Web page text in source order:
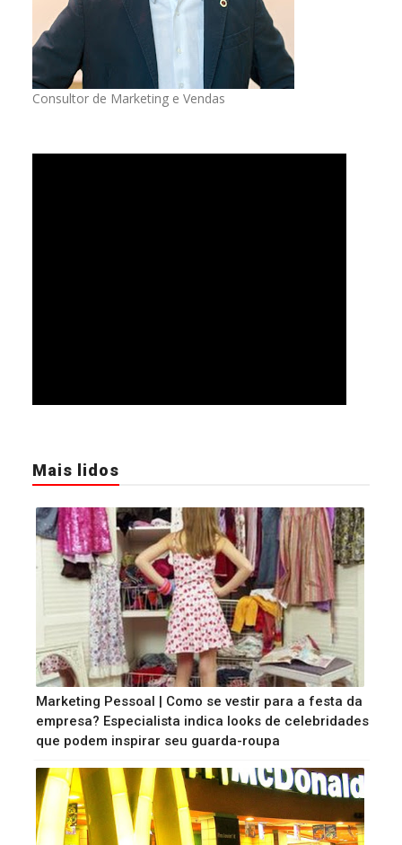
Consultor de Marketing e Vendas
Mais lidos
Marketing Pessoal | Como se vestir para a festa da
empresa? Especialista indica looks de celebridades
que podem inspirar seu guarda-roupa